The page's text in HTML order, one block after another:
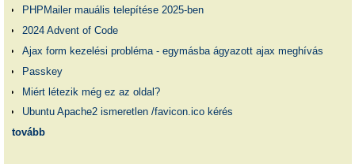
PHPMailer mauális telepítése 2025-ben
2024 Advent of Code
Ajax form kezelési probléma - egymásba ágyazott ajax meghívás
Passkey
Miért létezik még ez az oldal?
Ubuntu Apache2 ismeretlen /favicon.ico kérés
tovább